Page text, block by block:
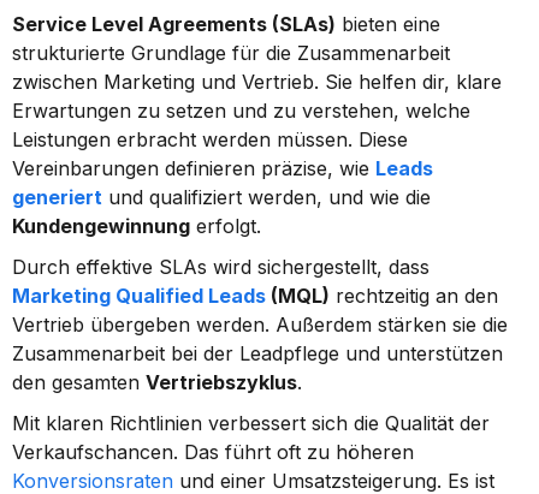
Service Level Agreements (SLAs) bieten eine
strukturierte Grundlage für die Zusammenarbeit
zwischen Marketing und Vertrieb. Sie helfen dir, klare
Erwartungen zu setzen und zu verstehen, welche
Leistungen erbracht werden müssen. Diese
Vereinbarungen definieren präzise, wie Leads
generiert
Kundengewinnung erfolgt.
Marketing Qualified Leads (MQL) rechtzeitig an den
Vertrieb übergeben werden. Außerdem stärken sie die
Zusammenarbeit bei der Leadpflege und unterstützen
den gesamten Vertriebszyklus.
Mit klaren Richtlinien verbessert sich die Qualität der
Konversionsraten und einer Umsatzsteigerung. Es ist